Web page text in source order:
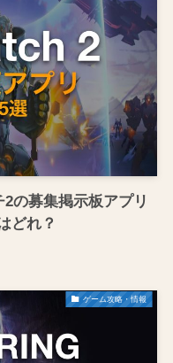
2の募集掲示板アプリ
どれ？
ゲーム攻略・情報